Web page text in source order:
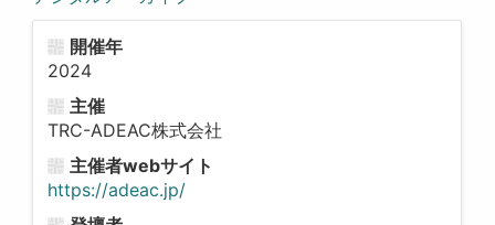
開催年
2024
主催
TRC-ADEAC株式会社
主催者webサイト
https://adeac.jp/